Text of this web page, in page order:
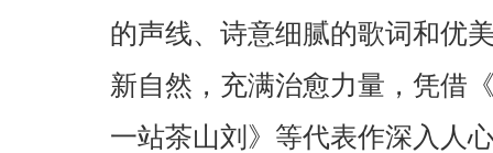
的声线、诗意细腻的歌词和优
新自然，充满治愈力量，凭借
一站茶山刘》等代表作深入人